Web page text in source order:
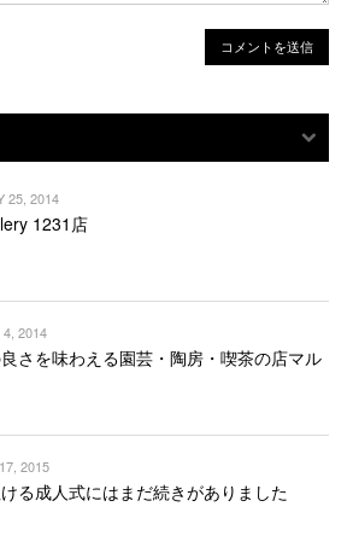
25, 2014
1231店
2014
さを味わえる園芸・陶房・喫茶の店マル
2015
る成人式にはまだ続きがありました